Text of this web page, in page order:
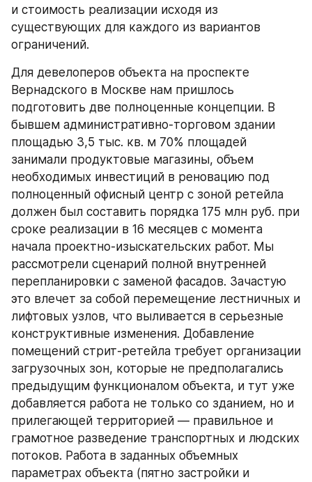
и стоимость реализации исходя из
существующих для каждого из вариантов
ограничений.
Для девелоперов объекта на проспекте
Вернадского в Москве нам пришлось
подготовить две полноценные концепции. В
бывшем административно-торговом здании
площадью 3,5 тыс. кв. м 70% площадей
занимали продуктовые магазины, объем
необходимых инвестиций в реновацию под
полноценный офисный центр с зоной ретейла
должен был составить порядка 175 млн руб. при
сроке реализации в 16 месяцев с момента
начала проектно-изыскательских работ. Мы
рассмотрели сценарий полной внутренней
перепланировки с заменой фасадов. Зачастую
это влечет за собой перемещение лестничных и
лифтовых узлов, что выливается в серьезные
конструктивные изменения. Добавление
помещений стрит-ретейла требует организации
загрузочных зон, которые не предполагались
предыдущим функционалом объекта, и тут уже
добавляется работа не только со зданием, но и
прилегающей территорией — правильное и
грамотное разведение транспортных и людских
потоков. Работа в заданных объемных
параметрах объекта (пятно застройки и